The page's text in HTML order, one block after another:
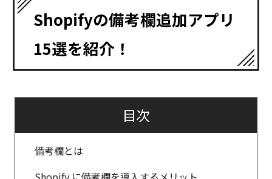
Shopifyの備考欄追加アプリ
15選を紹介！
目次
備考欄とは